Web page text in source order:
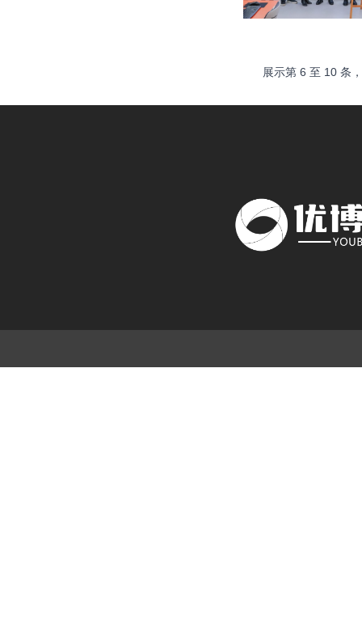
展示第 6 至 10 条